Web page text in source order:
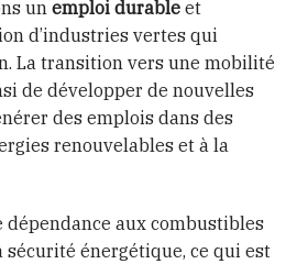
un emploi durable et
d’industries vertes qui
La transition vers une mobilité
de développer de nouvelles
des emplois dans des
renouvelables et à la
dépendance aux combustibles
énergétique, ce qui est